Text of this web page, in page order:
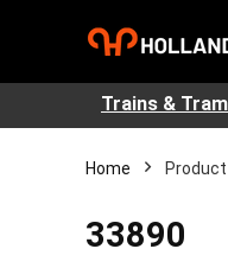
Trains &
Home
‎33890